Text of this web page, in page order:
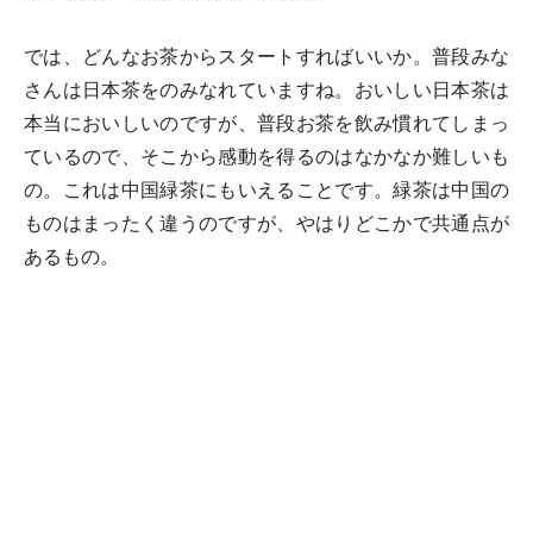
では、どんなお茶からスタートすればいいか。普段みな
さんは日本茶をのみなれていますね。おいしい日本茶は
本当においしいのですが、普段お茶を飲み慣れてしまっ
ているので、そこから感動を得るのはなかなか難しいも
の。これは中国緑茶にもいえることです。緑茶は中国の
ものはまったく違うのですが、やはりどこかで共通点が
あるもの。